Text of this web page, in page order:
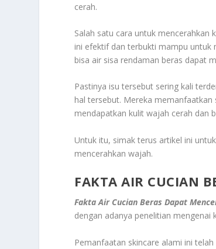
cerah.
Salah satu cara untuk
ini efektif dan terbukti mampu untuk
bisa air sisa rendaman beras dapat
Pastinya isu tersebut sering kali
hal tersebut. Mereka
mendapatkan kulit wajah cerah dan
Untuk itu, simak terus artikel ini
mencerahkan wajah.
FAKTA AIR CUCIAN
Fakta Air Cucian Beras Dapat
dengan adanya penelitian mengenai
Pemanfaatan skincare alami ini